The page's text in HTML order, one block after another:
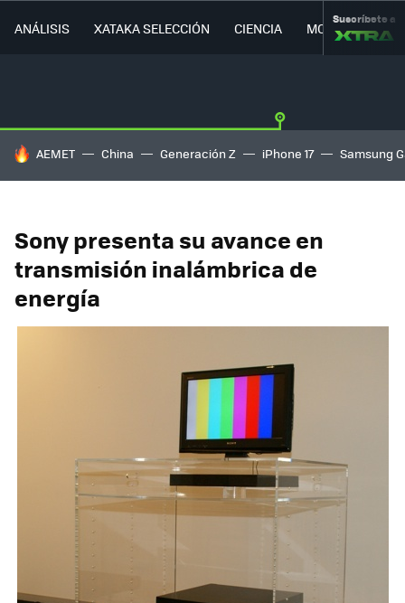
ANÁLISIS XATAKA SELECCIÓN CIENCIA MOVILIDAD
Suscríbete a
HOY SE HABLA DE
AEMET China Generación Z iPhone 17 Samsung
Sony presenta su avance en
transmisión inalámbrica de
energía